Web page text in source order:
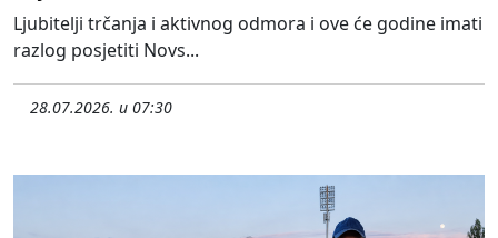
Ljubitelji trčanja i aktivnog odmora i ove će godine imati
razlog posjetiti Novs...
28.07.2026. u 07:30